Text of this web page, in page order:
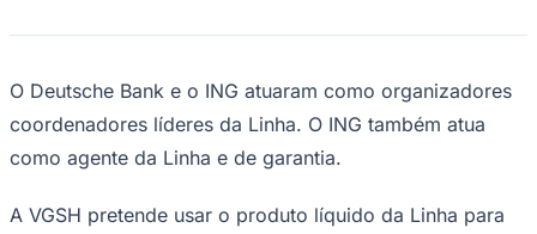
do Bom Jesus AraçariguamaCajamarCaieirasFranco da
Francisco Morato Taboão da SerraEmbu das Artes
São Roque
Para Sua Empresa
Vagas na RegiãoNovo
O Deutsche Bank e o ING atuaram como organizadores
coordenadores líderes da Linha. O ING também atua
como agente da Linha e de garantia.
A VGSH pretende usar o produto líquido da Linha para